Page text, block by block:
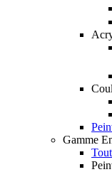
Gamme